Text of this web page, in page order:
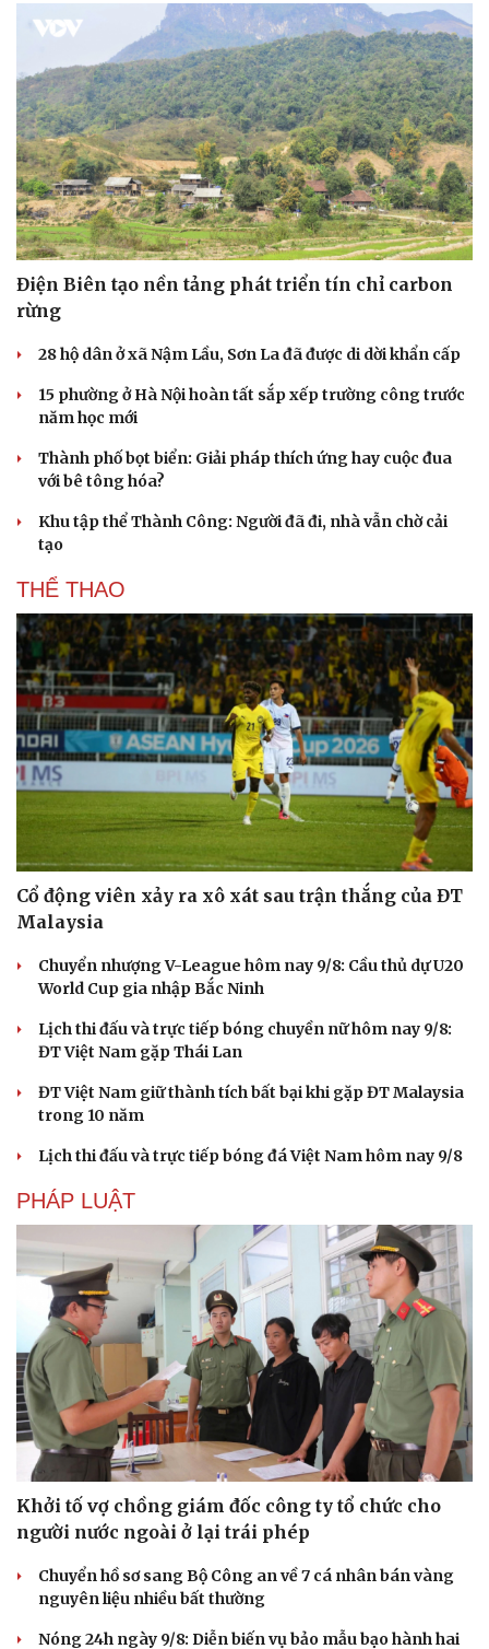
Văn hóa
Sân khấu - Điện ảnh
Văn học
Âm nhạc
Di sản
Giải trí
Nghệ sĩ
Thời trang
Điện Biên tạo nền tảng phát triển tín chỉ carbon
rừng
28 hộ dân ở xã Nậm Lầu, Sơn La đã được di dời khẩn cấp
15 phường ở Hà Nội hoàn tất sắp xếp trường công trước
năm học mới
Thành phố bọt biển: Giải pháp thích ứng hay cuộc đua
với bê tông hóa?
Khu tập thể Thành Công: Người đã đi, nhà vẫn chờ cải
tạo
THỂ THAO
Cổ động viên xảy ra xô xát sau trận thắng của ĐT
Malaysia
Chuyển nhượng V-League hôm nay 9/8: Cầu thủ dự U20
World Cup gia nhập Bắc Ninh
Lịch thi đấu và trực tiếp bóng chuyền nữ hôm nay 9/8:
ĐT Việt Nam gặp Thái Lan
ĐT Việt Nam giữ thành tích bất bại khi gặp ĐT Malaysia
trong 10 năm
Lịch thi đấu và trực tiếp bóng đá Việt Nam hôm nay 9/8
PHÁP LUẬT
Khởi tố vợ chồng giám đốc công ty tổ chức cho
người nước ngoài ở lại trái phép
Chuyển hồ sơ sang Bộ Công an về 7 cá nhân bán vàng
nguyên liệu nhiều bất thường
Nóng 24h ngày 9/8: Diễn biến vụ bảo mẫu bạo hành hai